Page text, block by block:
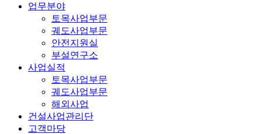
업무분야
토목사업부문
궤도사업부문
안전지원실
부설연구소
사업실적
토목사업부문
궤도사업부문
해외사업
건설사업관리단
고객마당